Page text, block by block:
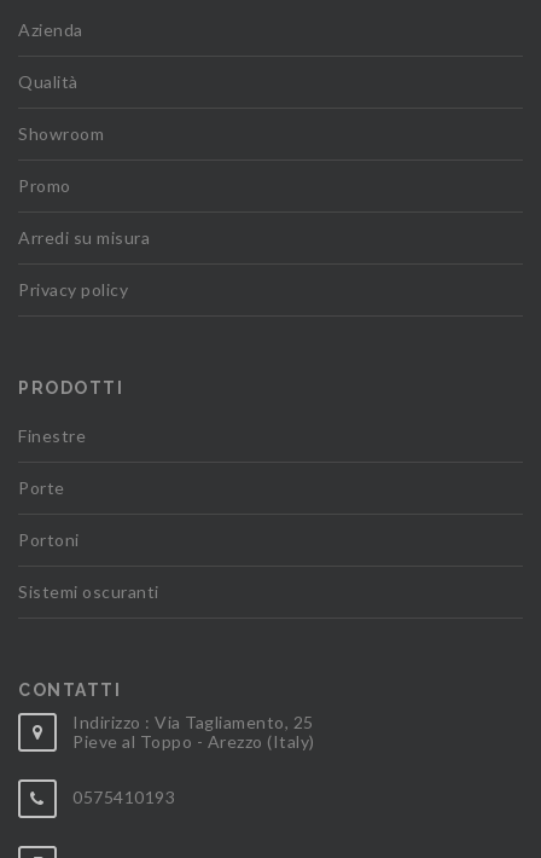
Azienda
Qualità
Showroom
Promo
Arredi su misura
Privacy policy
PRODOTTI
Finestre
Porte
Portoni
Sistemi oscuranti
CONTATTI
Indirizzo : Via Tagliamento, 25
Pieve al Toppo - Arezzo (Italy)
0575410193